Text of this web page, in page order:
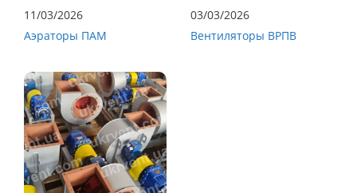
11/03/2026
Аэраторы ПАМ
03/03/2026
Вентиляторы ВРПВ